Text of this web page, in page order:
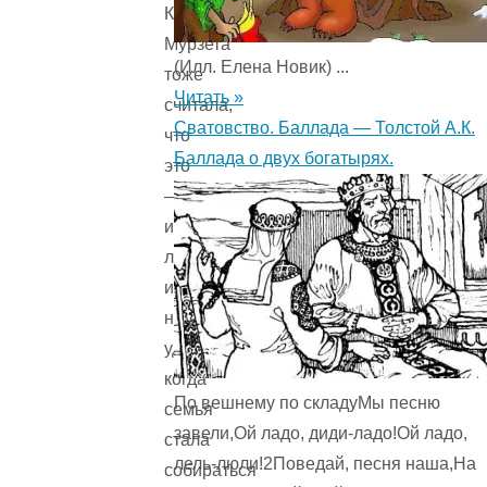
Кошка
Мурзета
тоже
считала,
что
это
—
именно
лето,
и
не
удивилась,
когда
семья
стала
собираться
(Илл. Елена Новик) ...
Читать »
Сватовство. Баллада — Толстой А.К.
Баллада о двух богатырях.
По вешнему по складуМы песню
завели,Ой ладо, диди-ладо!Ой ладо,
лель-люли!2Поведай, песня наша,На